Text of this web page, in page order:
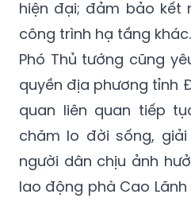
tác quy hoạch và xây
đường, giữ gìn mỹ
hiện đại; đảm bảo kết
công trình hạ tầng khác.
Phó Thủ tướng cũng
quyền địa phương tỉnh
quan liên quan tiếp
chăm lo đời sống,